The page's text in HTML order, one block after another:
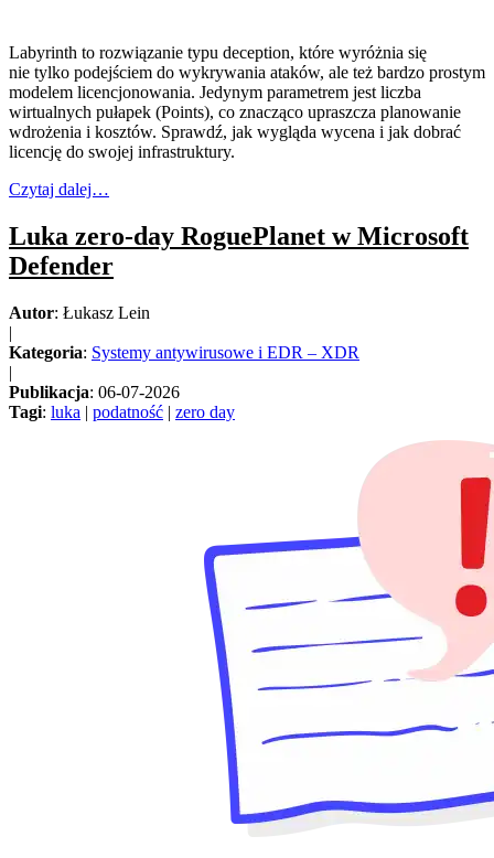
Labyrinth to rozwiązanie typu deception, które wyróżnia się
nie tylko podejściem do wykrywania ataków, ale też bardzo prostym
modelem licencjonowania. Jedynym parametrem jest liczba
wirtualnych pułapek (Points), co znacząco upraszcza planowanie
wdrożenia i kosztów. Sprawdź, jak wygląda wycena i jak dobrać
licencję do swojej infrastruktury.
Czytaj dalej…
Luka zero-day RoguePlanet w Microsoft
Defender
Autor: Łukasz Lein
|
Kategoria: Systemy antywirusowe i EDR – XDR
|
Publikacja: 06-07-2026
Tagi: luka | podatność | zero day